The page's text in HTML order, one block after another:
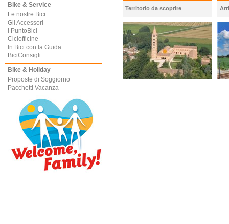
Bike & Service
Le nostre Bici
Gli Accessori
I PuntoBici
Ciclofficine
In Bici con la Guida
BiciConsigli
Bike & Holiday
Proposte di Soggiorno
Pacchetti Vacanza
Territorio da scoprire